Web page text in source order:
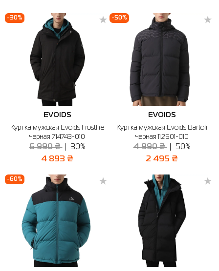
-30%
EVOIDS
Куртка мужская Evoids Frostfire
черная 714743-010
6 990 ₴ 30%
4 893 ₴
-50%
EVOIDS
Куртка мужская Evoids Bartoli
черная 112501-010
4 990 ₴ 50%
2 495 ₴
-60%